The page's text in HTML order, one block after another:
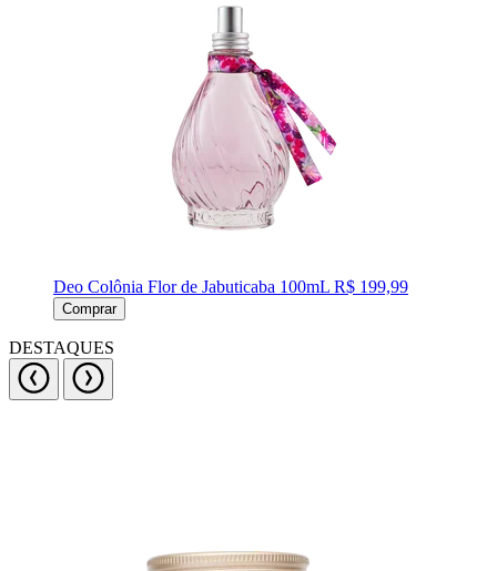
Deo Colônia Flor de Jabuticaba 100mL R$ 199,99
Comprar
DESTAQUES